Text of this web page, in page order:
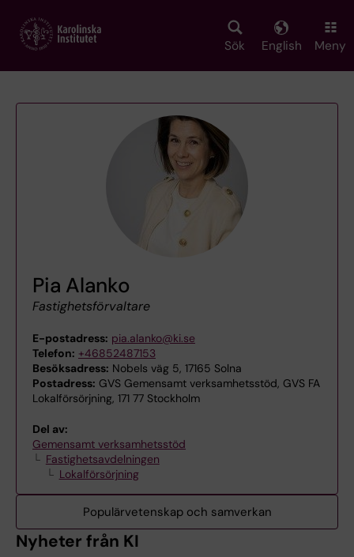
main
Sök English Meny
Pia Alanko
Fastighetsförvaltare
E-postadress: pia.alanko@ki.se
Telefon: +46852487153
Besöksadress: Nobels väg 5, 17165 Solna
Postadress: GVS Gemensamt verksamhetsstöd, GVS FA
Lokalförsörjning, 171 77 Stockholm
Del av:
Gemensamt verksamhetsstöd
Fastighetsavdelningen
Lokalförsörjning
Populärvetenskap och samverkan
Nyheter från KI